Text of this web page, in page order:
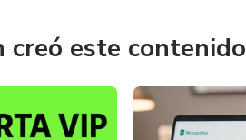
este contenido